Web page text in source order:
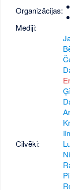
Organizācijas:
Mediji:
Cilvēki: